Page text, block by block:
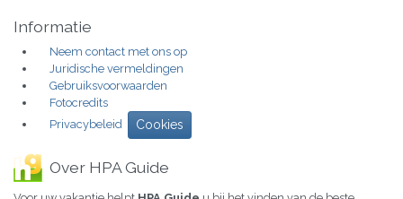
Informatie
Neem contact met ons op
Juridische vermeldingen
Gebruiksvoorwaarden
Fotocredits
Privacybeleid
Cookies
Over HPA Guide